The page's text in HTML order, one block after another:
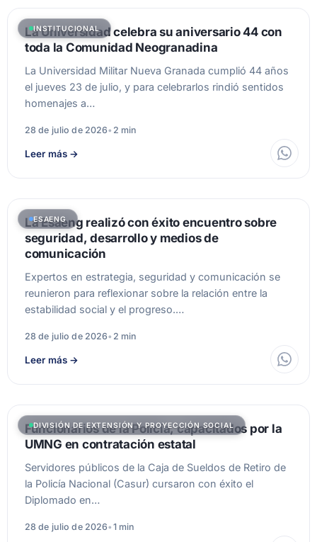
INSTITUCIONAL
La Universidad celebra su aniversario 44 con
toda la Comunidad Neogranadina
La Universidad Militar Nueva Granada cumplió 44 años
el jueves 23 de julio, y para celebrarlos rindió sentidos
homenajes a…
28 de julio de 2026• 2 min
Leer más →
ESAENG
La Esaeng realizó con éxito encuentro sobre
seguridad, desarrollo y medios de
comunicación
Expertos en estrategia, seguridad y comunicación se
reunieron para reflexionar sobre la relación entre la
estabilidad social y el progreso.…
28 de julio de 2026• 2 min
Leer más →
DIVISIÓN DE EXTENSIÓN Y PROYECCIÓN SOCIAL
Funcionarios de la Policía, capacitados por la
UMNG en contratación estatal
Servidores públicos de la Caja de Sueldos de Retiro de
la Policía Nacional (Casur) cursaron con éxito el
Diplomado en…
28 de julio de 2026• 1 min